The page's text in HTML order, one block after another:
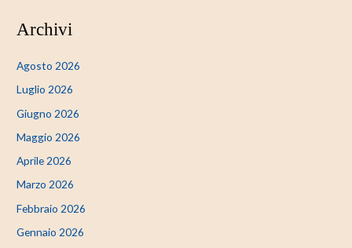
Archivi
Agosto 2026
Luglio 2026
Giugno 2026
Maggio 2026
Aprile 2026
Marzo 2026
Febbraio 2026
Gennaio 2026